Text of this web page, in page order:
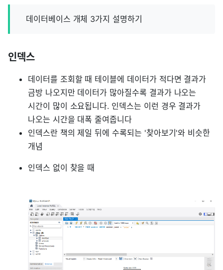
데이터베이스 개체 3가지 설명하기
인덱스
데이터를 조회할 때 테이블에 데이터가 적다면 결과가
금방 나오지만 데이터가 많아질수록 결과가 나오는
시간이 많이 소요됩니다. 인덱스는 이런 경우 결과가
나오는 시간을 대폭 줄여줍니다
인덱스란 책의 제일 뒤에 수록되는 '찾아보기'와 비슷한
개념
인덱스 없이 찾을 때